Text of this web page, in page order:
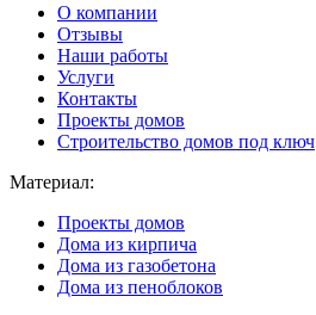
О компании
Отзывы
Наши работы
Услуги
Контакты
Проекты домов
Строительство домов под ключ
Материал:
Проекты домов
Дома из кирпича
Дома из газобетона
Дома из пеноблоков